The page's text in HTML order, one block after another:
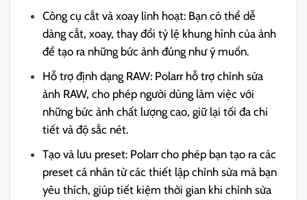
Công cụ cắt và xoay linh hoạt: Bạn có thể dễ
dàng cắt, xoay, thay đổi tỷ lệ khung hình của ảnh
để tạo ra những bức ảnh đúng như ý muốn.
Hỗ trợ định dạng RAW: Polarr hỗ trợ chỉnh sửa
ảnh RAW, cho phép người dùng làm việc với
những bức ảnh chất lượng cao, giữ lại tối đa chi
tiết và độ sắc nét.
Tạo và lưu preset: Polarr cho phép bạn tạo ra các
preset cá nhân từ các thiết lập chỉnh sửa mà bạn
yêu thích, giúp tiết kiệm thời gian khi chỉnh sửa